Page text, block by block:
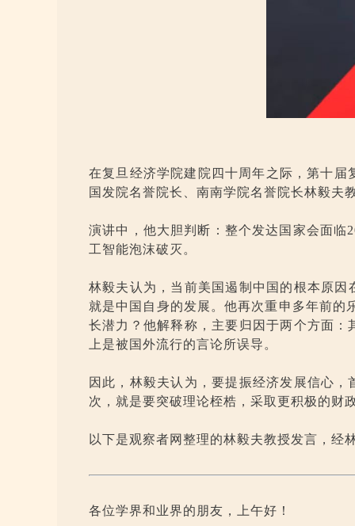
在复旦经济学院建院四十周年之际，第十
国发院名誉院长、南南学院名誉院长林毅夫
演讲中，他大胆判断：整个发达国家会面临
工智能泡沫破灭。
林毅夫认为，当前美国遏制中国的根本原
就是中国自身的发展。他再次重申多年前
长潜力？他解释称，主要归因于两个方面
上是被国外流行的言论所误导。
因此，林毅夫认为，要提振经济发展信心
次，就是要突破理论桎梏，采取更积极的财
以下是观察者网整理的林毅夫教授发言，经
各位学界和业界的朋友，上午好！